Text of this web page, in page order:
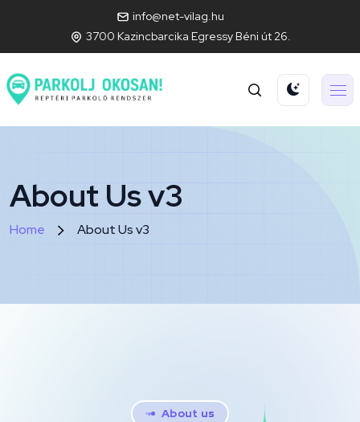
info@net-vilag.hu
3700 Kazincbarcika Egressy Béni út 26.
About Us v3
Home About Us v3
About us